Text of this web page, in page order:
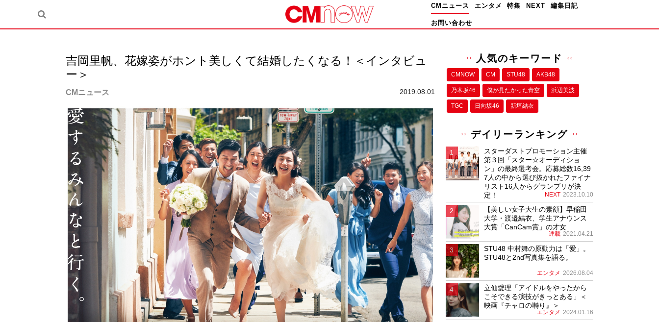
CMニュース エンタメ 特集 NEXT 編集日記
お問い合わせ
吉岡里帆、花嫁姿がホント美しくて結婚したくなる！＜インタビュ
ー＞
CMニュース 2019.08.01
人気のキーワード
CMNOW CM STU48 AKB48
乃木坂46 僕が⾒たかった⻘空 浜辺美波
TGC 日向坂46 新垣結衣
デイリーランキング
スターダストプロモーション主催
第３回「スター☆オーディショ
ン」の最終選考会。応募総数16,39
7人の中から選び抜かれたファイナ
リスト16人からグランプリが決
定！
NEXT 2023.10.10
【美しい女子大生の素顔】早稲田
大学・渡邉結衣、学生アナウンス
大賞「CanCam賞」の才女
連載 2021.04.21
STU48 中村舞の原動力は「愛」。
STU48と2nd写真集を語る。
エンタメ 2026.08.04
立仙愛理「アイドルをやったから
こそできる演技がきっとある」＜
映画『チャロの囀り』＞
エンタメ 2024.01.16